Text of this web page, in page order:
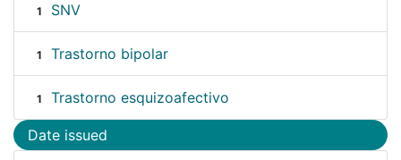
1 SNV
1 Trastorno bipolar
1 Trastorno esquizoafectivo
Date issued